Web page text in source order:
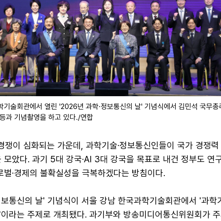
기술회관에서 열린 '2026년 과학·정보통신의 날' 기념식에서 김민석 국무
과 기념촬영을 하고 있다./연합
이 심화되는 가운데, 과학기술·정보통신인들이 국가 경쟁
모았다. 과기 5대 강국·AI 3대 강국을 목표로 내건 정부도 연
·경제의 불확실성을 극복하겠다는 방침이다.
통신의 날' 기념식이 서울 강남 한국과학기술회관에서 '과학
라는 주제로 개최됐다. 과기부와 방송미디어통신위원회가